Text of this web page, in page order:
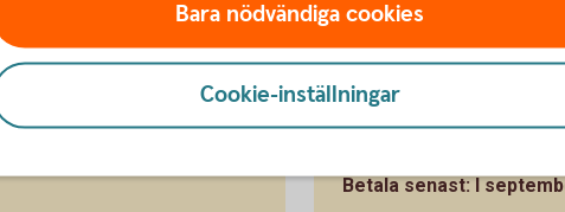
Fick du
Betala senast: I
Bara nödvändiga cookies
Cookie-inställningar